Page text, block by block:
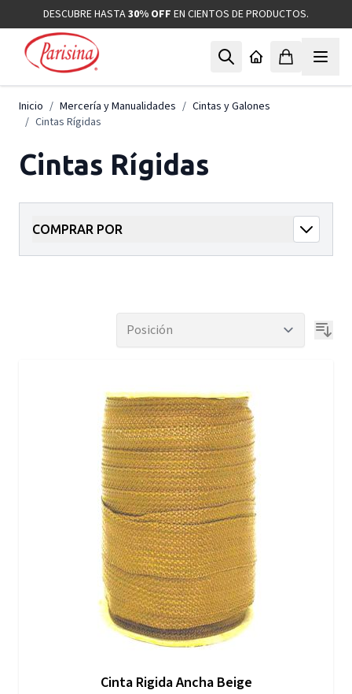
Ir al contenidoDESCUBRE HASTA30% OFF EN CIENTOS DE PRODUCTOS.
Inicio / Mercería y Manualidades / Cintas y Galones
/ Cintas Rígidas
Cintas Rígidas
COMPRAR POR
Cinta Rigida Ancha Beige